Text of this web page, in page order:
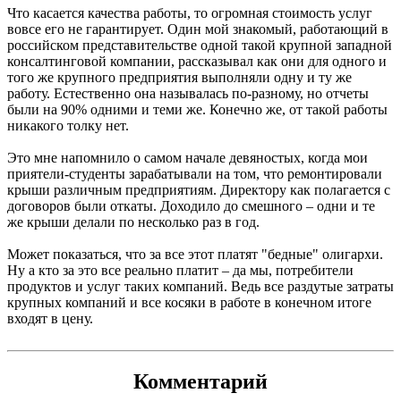
Что касается качества работы, то огромная стоимость услуг
вовсе его не гарантирует. Один мой знакомый, работающий в
российском представительстве одной такой крупной западной
консалтинговой компании, рассказывал как они для одного и
того же крупного предприятия выполняли одну и ту же
работу. Естественно она называлась по-разному, но отчеты
были на 90% одними и теми же. Конечно же, от такой работы
никакого толку нет.
Это мне напомнило о самом начале девяностых, когда мои
приятели-студенты зарабатывали на том, что ремонтировали
крыши различным предприятиям. Директору как полагается с
договоров были откаты. Доходило до смешного – одни и те
же крыши делали по несколько раз в год.
Может показаться, что за все этот платят "бедные" олигархи.
Ну а кто за это все реально платит – да мы, потребители
продуктов и услуг таких компаний. Ведь все раздутые затраты
крупных компаний и все косяки в работе в конечном итоге
входят в цену.
Комментарий